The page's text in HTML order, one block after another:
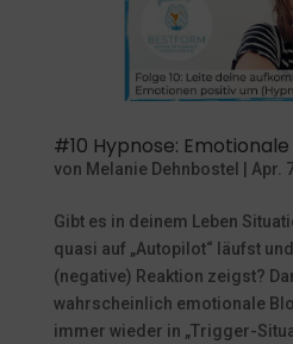
#10 Hypnose:
von Melanie Dehnbostel Apr.
Gibt es in deinem Leben
quasi auf „Autopilot“ läufst
(negative) Reaktion zeigst?
wahrscheinlich emotionale
immer wieder in „Trigger-